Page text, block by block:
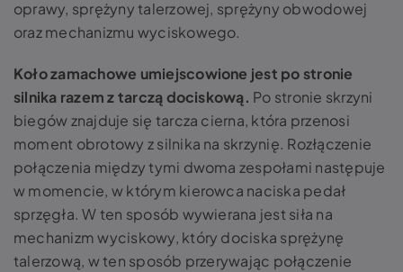
oprawy, sprężyny talerzowej, sprężyny obwodowej
oraz mechanizmu wyciskowego.
Koło zamachowe umiejscowione jest po stronie
silnika razem z tarczą dociskową. Po stronie skrzyni
biegów znajduje się tarcza cierna, która przenosi
moment obrotowy z silnika na skrzynię. Rozłączenie
połączenia między tymi dwoma zespołami następuje
w momencie, w którym kierowca naciska pedał
sprzęgła. W ten sposób wywierana jest siła na
mechanizm wyciskowy, który dociska sprężynę
talerzową, w ten sposób przerywając połączenie